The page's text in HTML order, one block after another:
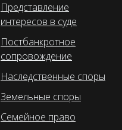
Представление
интересов в суде
Постбанкротное
сопровождение
Наследственные споры
Земельные споры
Семейное право